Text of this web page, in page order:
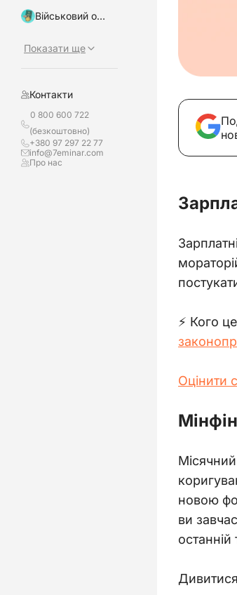
Військовий облік, бронювання
Показати ще
Контакти
0 800 600 722
(безкоштовно)
+380 97 297 22 77
info@7eminar.com
Про нас
⚡ Кого
Оцінити
новою
ви